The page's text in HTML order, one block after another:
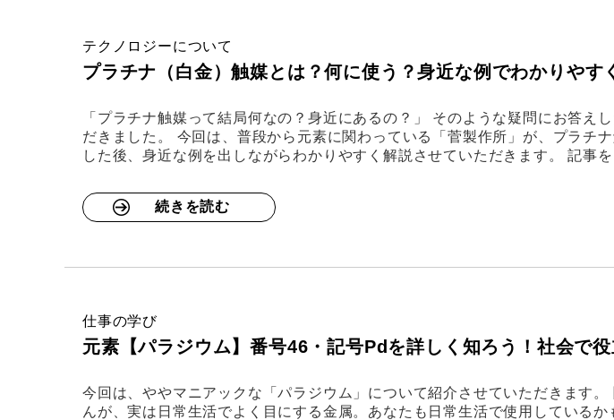
テクノロジーについて
プラチナ（白金）触媒とは？何に使う？身近な例でわかりやす
「プラチナ触媒って結局何なの？身近にあるの？」 そのような疑問にお答え
だきました。 今回は、普段から元素に関わっている「菅製作所」が、プラチ
した後、身近な例を出しながらわかりやすく解説させていただきます。 記事を
続きを読む
仕事の学び
元素【パラジウム】番号46・記号Pdを詳しく知ろう！社会で
今回は、ややマニアックな「パラジウム」について紹介させていただきます
んが、実は日常生活でよく目にする金属。あなたも日常生活で使用している